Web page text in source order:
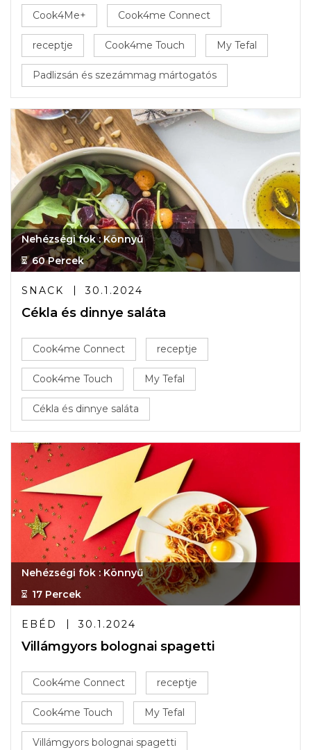
Cook4Me+ Cook4me Connect
receptje Cook4me Touch My Tefal
Padlizsán és szezámmag mártogatós
Nehézségi fok : Könnyű
60 Percek
SNACK 30.1.2024
Cékla és dinnye saláta
Cook4me Connect receptje
Cook4me Touch My Tefal
Cékla és dinnye saláta
Nehézségi fok : Könnyű
17 Percek
EBÉD 30.1.2024
Villámgyors bolognai spagetti
Cook4me Connect receptje
Cook4me Touch My Tefal
Villámgyors bolognai spagetti